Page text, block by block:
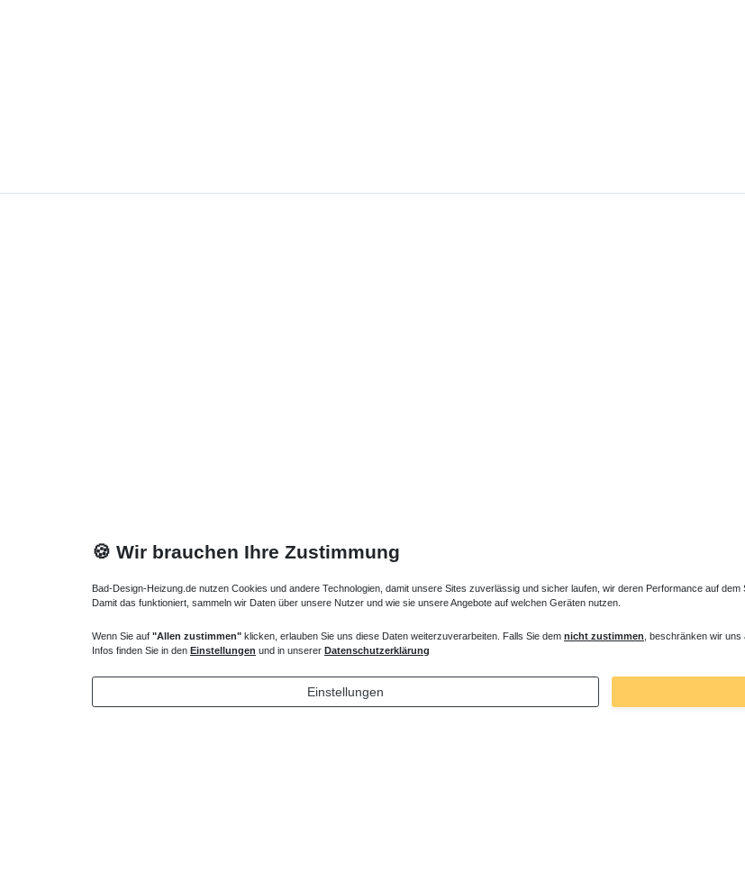
Walk IN Dusche Drehfalttür 90 x bis 220 cm
962,85 € *
Eckeinstieg bodengleich 90 x 90 x 200 cm
1.683,15 € *
*inkl. ges. MwSt.
Glas Duschtür Nische 90
1.344,00 € *
🍪 Wir brauchen Ihre Zustimmung
Bad-Design-Heizung.de nutzen Cookies und andere Technologien, damit unsere Sites zuverlässig und sicher laufen, wir deren Performance auf
Damit das funktioniert, sammeln wir Daten über unsere Nutzer und wie sie unsere Angebote auf welchen Geräten nutzen.
Wenn Sie auf "Allen zustimmen" klicken, erlauben Sie uns diese Daten weiterzuverarbeiten. Falls Sie dem nicht zustimmen , beschränken wir
Infos finden Sie in den Einstellungen und in unserer Datenschutzerklärung
Einstellungen